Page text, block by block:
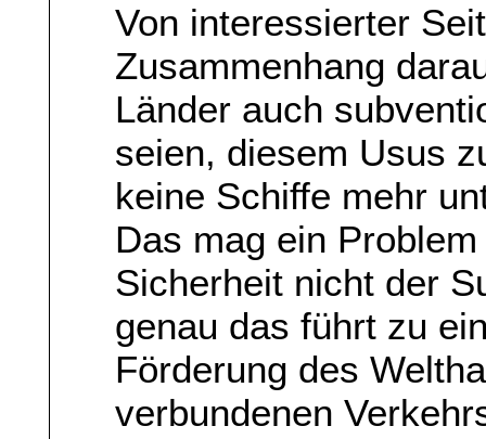
Von interessierter
Zusammenhang
Länder auch
seien, diesem Usus
keine Schiffe mehr
Das mag ein
Sicherheit nicht der
genau das führt zu
Förderung des
verbundenen